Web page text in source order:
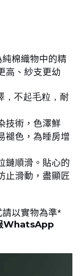
棉織物中的精
高、紗支更幼
不起毛粒，耐
技術，色澤鮮
褪色，為睡房增
鏈順滑。貼心的
止滑動，盡顯匠
請以實物為準*
WhatsApp